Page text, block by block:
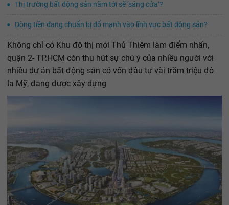
Thị trường bất động sản năm tới sẽ ‘sáng cửa’?
Dòng tiền đang chuẩn bị đổ mạnh vào lĩnh vực bất động sản?
Không chỉ có Khu đô thị mới Thủ Thiêm làm điểm nhấn,
quận 2- TP.HCM còn thu hút sự chú ý của nhiều người với
nhiều dự án bất động sản có vốn đầu tư vài trăm triệu đô
la Mỹ, đang được xây dựng